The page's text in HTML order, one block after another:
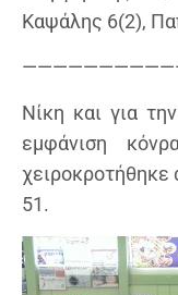
Καψάλης 6(2),
Νίκη και για
εμφάνιση
51.